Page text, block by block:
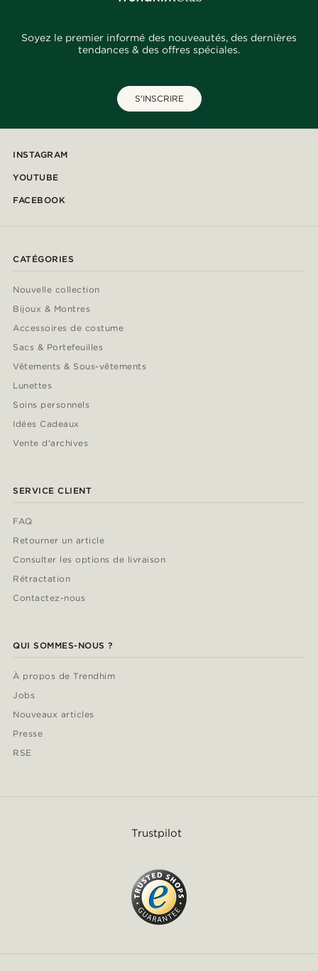
Soyez le premier informé des nouveautés, des dernières
tendances & des offres spéciales.
S'INSCRIRE
INSTAGRAM
YOUTUBE
FACEBOOK
CATÉGORIES
Nouvelle collection
Bijoux & Montres
Accessoires de costume
Sacs & Portefeuilles
Vêtements & Sous-vêtements
Lunettes
Soins personnels
Idées Cadeaux
Vente d'archives
SERVICE CLIENT
FAQ
Retourner un article
Consulter les options de livraison
Rétractation
Contactez-nous
QUI SOMMES-NOUS ?
À propos de Trendhim
Jobs
Nouveaux articles
Presse
RSE
Trustpilot